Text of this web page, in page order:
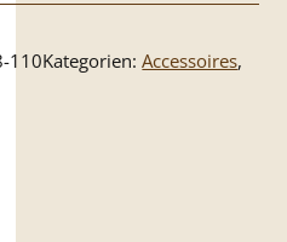
110Kategorien:Accessoires,